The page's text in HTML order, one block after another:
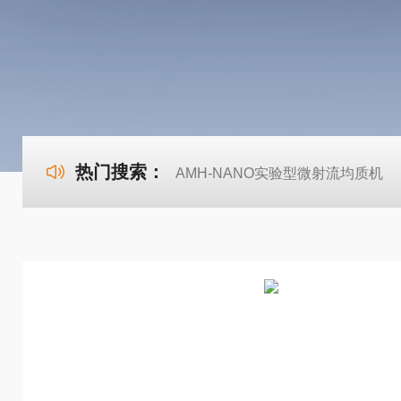
热门搜索： AMH-NANO实验型微射流均质机